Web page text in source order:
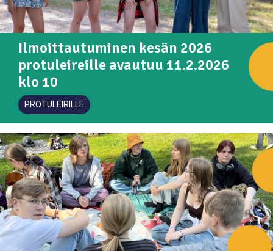
Ilmoittautuminen kesän 2026
protuleireille avautuu 11.2.2026
klo 10
PROTULEIRILLE